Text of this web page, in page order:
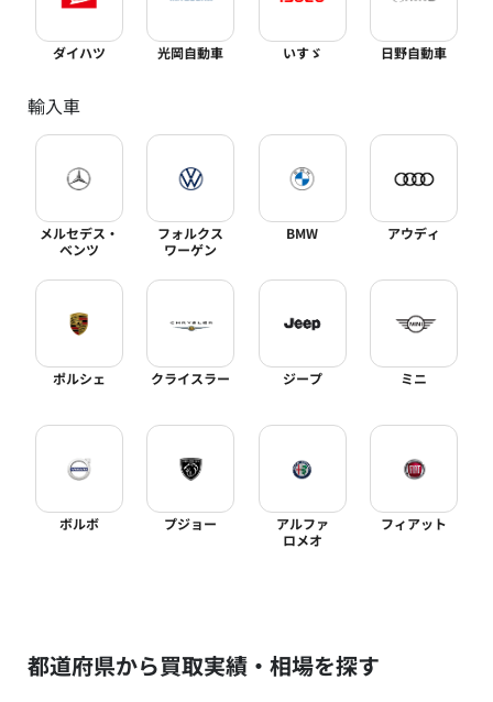
ダイハツ 光岡自動車 いすゞ 日野自動車
輸入車
メルセデス・
ベンツ
フォルクス
ワーゲン
BMW アウディ
ポルシェ クライスラー ジープ ミニ
ボルボ プジョー
アルファ
ロメオ
フィアット
都道府県から買取実績・相場を探す